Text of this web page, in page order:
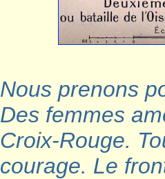
Nous prenons
Des femmes
Croix-Rouge.
courage. Le